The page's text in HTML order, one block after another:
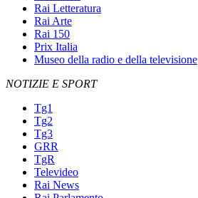
Rai Letteratura
Rai Arte
Rai 150
Prix Italia
Museo della radio e della televisione
NOTIZIE E SPORT
Tg1
Tg2
Tg3
GRR
TgR
Televideo
Rai News